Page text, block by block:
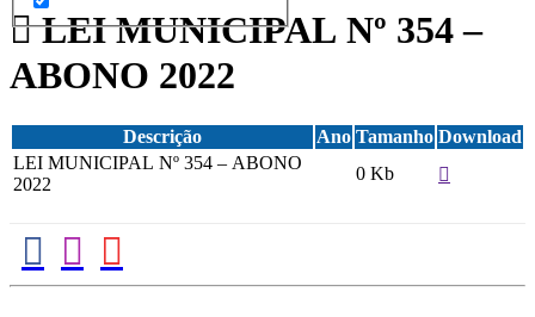
LEI MUNICIPAL Nº 354 –
ABONO 2022
Descrição Ano Tamanho Download
LEI MUNICIPAL Nº 354 – ABONO
2022
0 Kb